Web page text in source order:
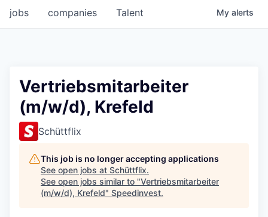
jobs companies Talent My alerts
Vertriebsmitarbeiter
(m/w/d), Krefeld
Schüttflix
This job is no longer accepting applications
See open jobs at Schüttflix.
See open jobs similar to "Vertriebsmitarbeiter
(m/w/d), Krefeld" Speedinvest.